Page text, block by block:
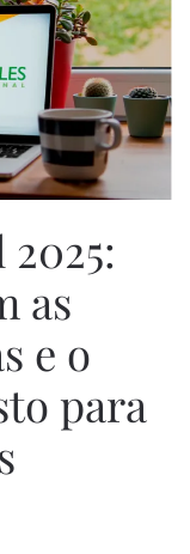
as
e o
para